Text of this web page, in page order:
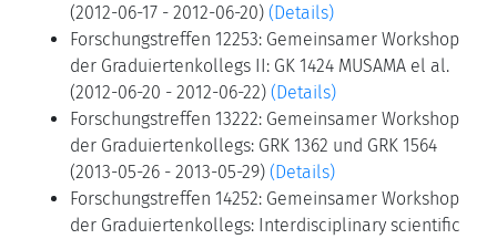
(2012-06-17 - 2012-06-20) (Details)
Forschungstreffen 12253: Gemeinsamer Workshop
der Graduiertenkollegs II: GK 1424 MUSAMA el al.
(2012-06-20 - 2012-06-22) (Details)
Forschungstreffen 13222: Gemeinsamer Workshop
der Graduiertenkollegs: GRK 1362 und GRK 1564
(2013-05-26 - 2013-05-29) (Details)
Forschungstreffen 14252: Gemeinsamer Workshop
der Graduiertenkollegs: Interdisciplinary scientific